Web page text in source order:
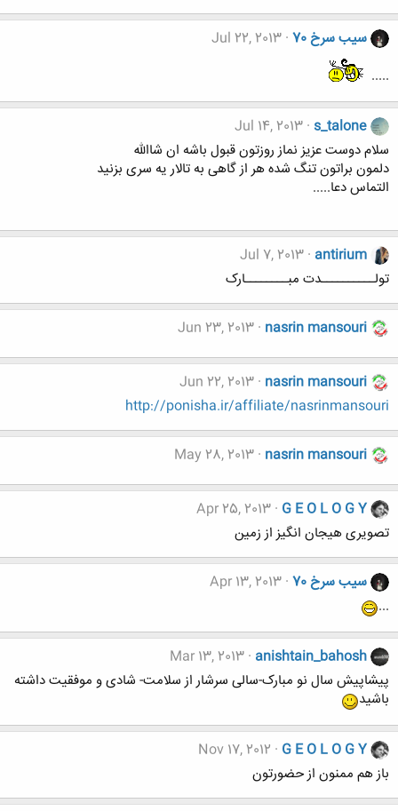
سیب سرخ 70
Jul 22, 2013
.....
s_talone
Jul 14, 2013
سلام دوست عزیز نماز روزتون قبول باشه ان شاالله
دلمون براتون تنگ شده هر از گاهی به تالار یه سری بزنید
التماس دعا.....
antirium
Jul 7, 2013
تولــــــــــدت مبــــــــارک
nasrin mansouri
Jun 23, 2013
nasrin mansouri
Jun 22, 2013
http://ponisha.ir/affiliate/nasrinmansouri
nasrin mansouri
May 28, 2013
G E O L O G Y
Apr 25, 2013
تصویری هیجان انگیز از زمین
سیب سرخ 70
Apr 13, 2013
...
anishtain_bahosh
Mar 13, 2013
پیشاپیش سال نو مبارک-سالی سرشار از سلامت- شادی و موفقیت داشته
باشید
G E O L O G Y
Nov 17, 2012
باز هم ممنون از حضورتون